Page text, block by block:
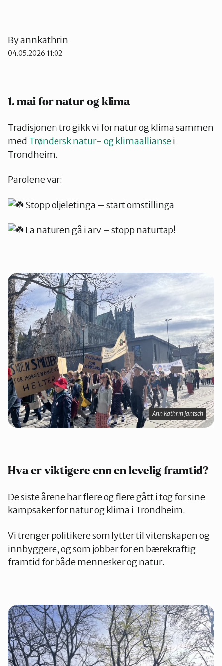
Trøndelag
Byannkathrin
04.05.2026 11:02
1. mai for natur og klima
Tradisjonen tro gikk vi for natur og klima sammen
med Trøndersk natur- og klimaalliansei
Trondheim.
Parolene var:
Stopp oljeletinga – start omstillinga
La naturen gå i arv – stopp naturtap!
Ann Kathrin Jantsch
Hva er viktigere enn en levelig framtid?
De siste årene har flere og flere gått i tog for sine
kampsaker for natur og klima i Trondheim.
Vi trenger politikere som lytter til vitenskapen og
innbyggere, og som jobber for en bærekraftig
framtid for både mennesker og natur.